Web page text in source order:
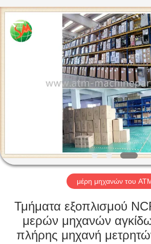
ΠΡΟΪΌΝΤΑ
ΠΕΡΊΠΟΥ
ΓΎΡΟΣ
ΕΡΓΟΣΤΑΣΊΩΝ
ΠΟΙΟΤΙΚΌΣ
ΈΛΕΓΧΟΣ
GSM
International
Co.,Ltd..
Rights
Reserved.
μέρη μηχανών του
Τμήματα εξοπλισμού
μερών μηχανών
πλήρης μηχανή